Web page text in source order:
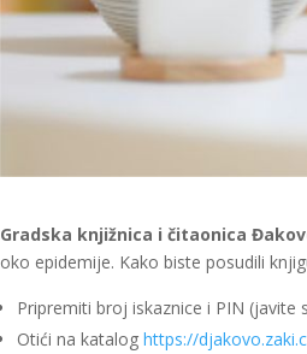
Gradska knjižnica i čitaonica
oko epidemije. Kako biste posudili
Pripremiti broj iskaznice i PIN (javite
Otići na katalog https://